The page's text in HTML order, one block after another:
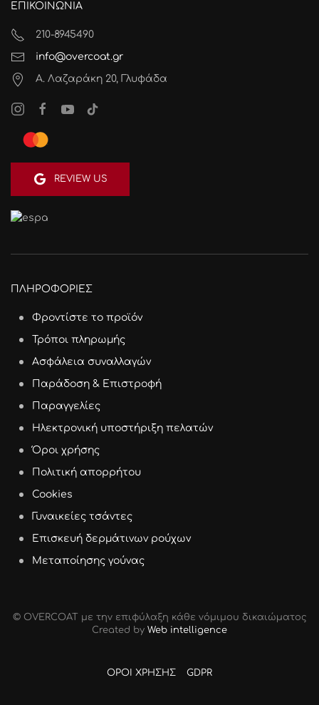
ΕΠΙΚΟΙΝΩΝΙΑ
210-8945490
info@overcoat.gr
Α. Λαζαράκη 20, Γλυφάδα
REVIEW US
ΠΛΗΡΟΦΟΡΙΕΣ
Φροντίστε το προϊόν
Τρόποι πληρωμής
Ασφάλεια συναλλαγών
Παράδοση & Επιστροφή
Παραγγελίες
Ηλεκτρονική υποστήριξη πελατών
Όροι χρήσης
Πολιτική απορρήτου
Cookies
Γυναικείες τσάντες
Επισκευή δερμάτινων ρούχων
Μεταποίησης γούνας
© OVERCOAT με την επιφύλαξη κάθε νόμιμου δικαιώµατος
Created by Web intelligence
ΟΡΟΙ ΧΡΗΣΗΣ GDPR